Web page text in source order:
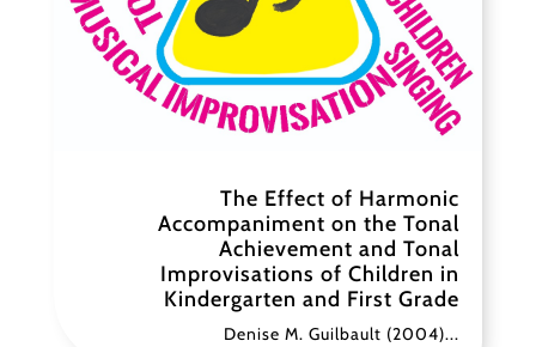
The Effect of Harmonic
Accompaniment on the Tonal
Achievement and Tonal
Improvisations of Children in
Kindergarten and First Grade
Denise M. Guilbault (2004)...